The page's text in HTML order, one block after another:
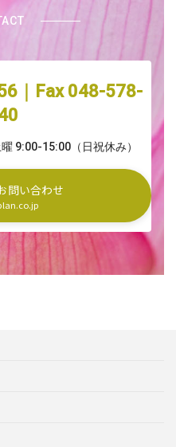
｜Fax 048-578-
9:00-15:00（日祝休み）
問い合わせ